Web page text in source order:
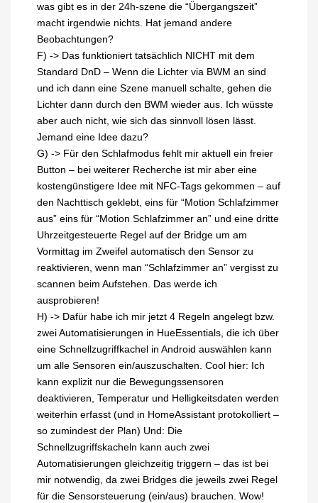
was gibt es in der 24h-szene die “Übergangszeit”
macht irgendwie nichts. Hat jemand andere
Beobachtungen?
F) -> Das funktioniert tatsächlich NICHT mit dem
Standard DnD – Wenn die Lichter via BWM an sind
und ich dann eine Szene manuell schalte, gehen die
Lichter dann durch den BWM wieder aus. Ich wüsste
aber auch nicht, wie sich das sinnvoll lösen lässt.
Jemand eine Idee dazu?
G) -> Für den Schlafmodus fehlt mir aktuell ein freier
Button – bei weiterer Recherche ist mir aber eine
kostengünstigere Idee mit NFC-Tags gekommen – auf
den Nachttisch geklebt, eins für “Motion Schlafzimmer
aus” eins für “Motion Schlafzimmer an” und eine dritte
Uhrzeitgesteuerte Regel auf der Bridge um am
Vormittag im Zweifel automatisch den Sensor zu
reaktivieren, wenn man “Schlafzimmer an” vergisst zu
scannen beim Aufstehen. Das werde ich
ausprobieren!
H) -> Dafür habe ich mir jetzt 4 Regeln angelegt bzw.
zwei Automatisierungen in HueEssentials, die ich über
eine Schnellzugriffkachel in Android auswählen kann
um alle Sensoren ein/auszuschalten. Cool hier: Ich
kann explizit nur die Bewegungssensoren
deaktivieren, Temperatur und Helligkeitsdaten werden
weiterhin erfasst (und in HomeAssistant protokolliert –
so zumindest der Plan) Und: Die
Schnellzugriffskacheln kann auch zwei
Automatisierungen gleichzeitig triggern – das ist bei
mir notwendig, da zwei Bridges die jeweils zwei Regel
für die Sensorsteuerung (ein/aus) brauchen. Wow!